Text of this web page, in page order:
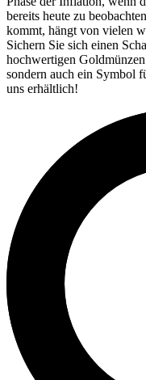
bereits heute zu
kommt, hängt von vielen
Sichern Sie sich einen
hochwertigen
sondern auch ein Symbol
uns erhältlich!